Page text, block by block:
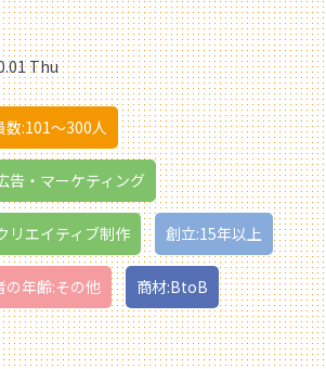
Thu
数:101〜300人
告・マーケティング
リエイティブ制作 創立:15年以上
の年齢:その他 商材:BtoB